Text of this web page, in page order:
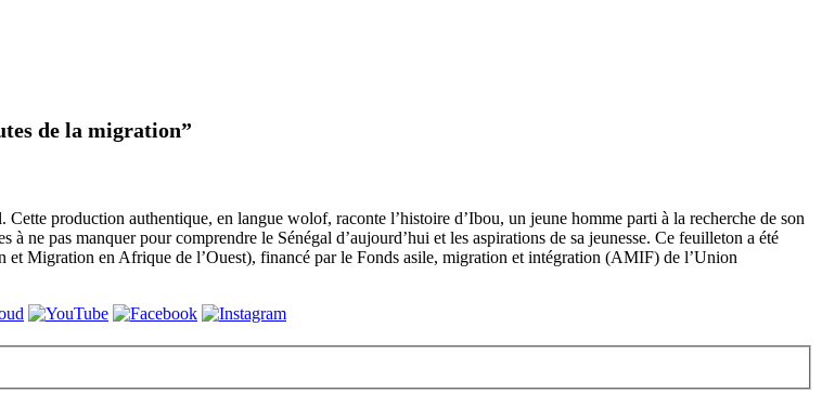
de la migration”
production authentique, en langue wolof, raconte l’histoire d’Ibou, un jeune homme parti à la recherche de son
ne pas manquer pour comprendre le Sénégal d’aujourd’hui et les aspirations de sa jeunesse. Ce feuilleton a été
Migration en Afrique de l’Ouest), financé par le Fonds asile, migration et intégration (AMIF) de l’Union